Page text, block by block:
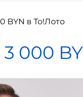
BYN в То!Лото
000